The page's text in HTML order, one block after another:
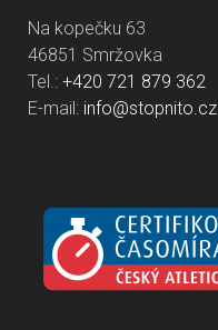
Na kopečku 63
46851 Smržovka
Tel.: +420 721 879 362
E-mail: info@stopnito.cz